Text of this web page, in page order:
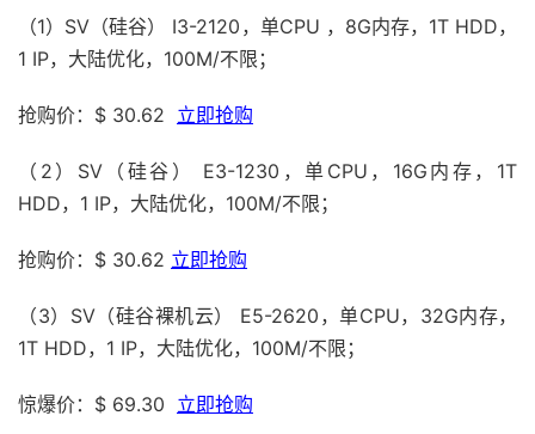
（1）SV（硅谷） I3-2120，单CPU ，8G内存，1T HDD，
1 IP，大陆优化，100M/不限；
抢购价：$ 30.62 立即抢购
（2）SV（硅谷） E3-1230，单CPU，16G内存，1T
HDD，1 IP，大陆优化，100M/不限；
抢购价：$ 30.62 立即抢购
（3）SV（硅谷裸机云） E5-2620，单CPU，32G内存，
1T HDD，1 IP，大陆优化，100M/不限；
惊爆价：$ 69.30 立即抢购